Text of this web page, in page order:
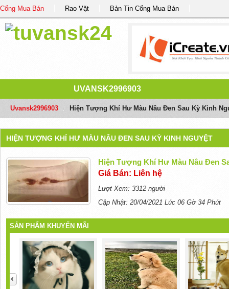
Cổng Mua Bán Rao Vặt Bản Tin Cổng Mua Bán
UVANSK2996903
Uvansk2996903 Hiện Tượng Khí Hư Màu Nâu Đen Sau Kỳ Kinh
HIỆN TƯỢNG KHÍ HƯ MÀU NÂU ĐEN SAU KỲ KINH NGUYỆT
Hiện Tượng Khí Hư Màu Nâu Đen
Giá Bán: Liên hệ
Lượt Xem: 3312 người
Cập Nhật: 20/04/2021 Lúc 06 Gờ 34 Phút
SẢN PHẨM KHUYẾN MÃI